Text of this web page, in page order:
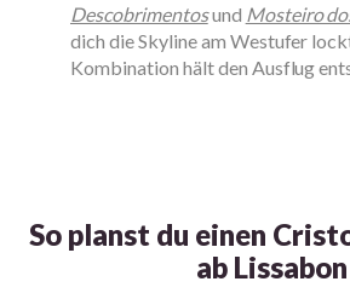
Descobrimentosund Mosteiro
dich die Skyline am Westufer
Kombination hält den Ausflug
So planst du einen
ab Lissabon